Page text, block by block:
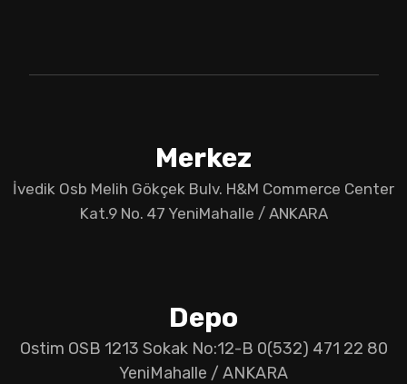
Merkez
İvedik Osb Melih Gökçek Bulv. H&M Commerce Center
Kat.9 No. 47 YeniMahalle / ANKARA
Depo
Ostim OSB 1213 Sokak No:12-B 0(532) 471 22 80
YeniMahalle / ANKARA